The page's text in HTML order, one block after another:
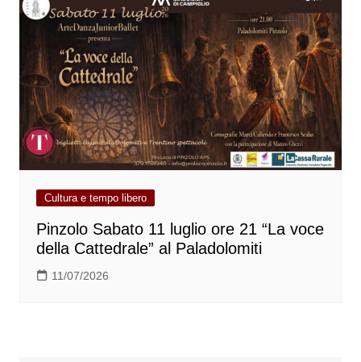
Cultura e tempo libero
Pinzolo Sabato 11 luglio ore 21 “La voce
della Cattedrale” al Paladolomiti
11/07/2026